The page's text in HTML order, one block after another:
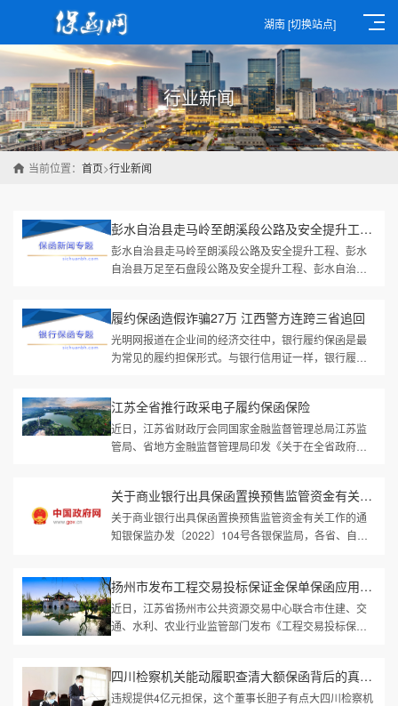
湖南[切换站点]
行业新闻
当前位置： 首页>行业新闻
彭水自治县走马岭至朗溪段公路及安全提升工程、彭水自治县万足至...
彭水自治县走马岭至朗溪段公路及安全提升工程、彭水
自治县万足至石盘段公路及安全提升工程、彭水自治县
履约保函造假诈骗27万 江西警方连跨三省追回
光明网报道在企业间的经济交往中，银行履约保函是最
为常见的履约担保形式。与银行信用证一样，银行履约
江苏全省推行政采电子履约保函保险
近日，江苏省财政厅会同国家金融监督管理总局江苏监
管局、省地方金融监督管理局印发《关于在全省政府采
关于商业银行出具保函置换预售监管资金有关工作的通知
关于商业银行出具保函置换预售监管资金有关工作的通
知银保监办发〔2022〕104号各银保监局，各省、自治
扬州市发布工程交易投标保证金保单保函应用指引-附投标保函办理要...
近日，江苏省扬州市公共资源交易中心联合市住建、交
通、水利、农业行业监管部门发布《工程交易投标保证
四川检察机关能动履职查清大额保函背后的真相 精准适用法律打击金...
违规提供4亿元担保，这个董事长胆子有点大四川检察机